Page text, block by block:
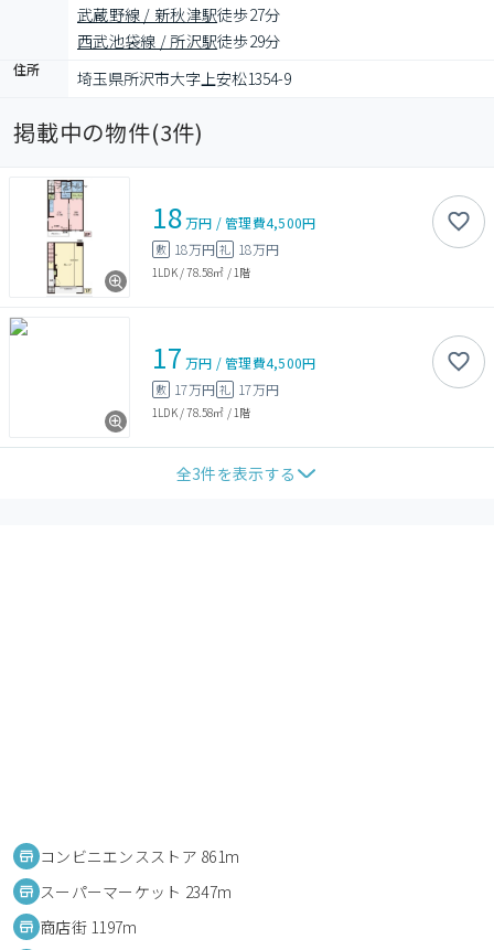
武蔵野線 / 新秋津駅徒歩27分
西武池袋線 / 所沢駅徒歩29分
住所 埼玉県所沢市大字上安松1354-9
掲載中の物件(3件)
18万円 /管理費4,500円
敷 18万円 礼 18万円
1LDK/78.58㎡ / 1階
17 万円 /管理費4,500円
敷 17万円 礼 17万円
1LDK/78.58㎡ / 1階
全3件を表示する
コンビニエンスストア 861m
スーパーマーケット 2347m
商店街 1197m